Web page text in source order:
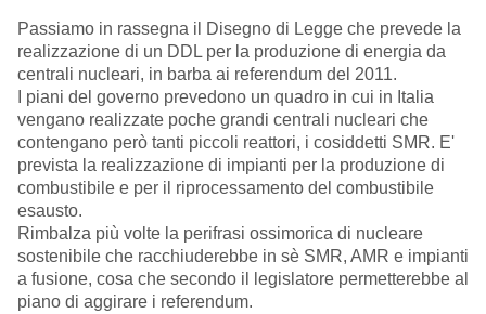
Passiamo in rassegna il Disegno di Legge che prevede la
realizzazione di un DDL per la produzione di energia da
centrali nucleari, in barba ai referendum del 2011.
I piani del governo prevedono un quadro in cui in Italia
vengano realizzate poche grandi centrali nucleari che
contengano però tanti piccoli reattori, i cosiddetti SMR. E'
prevista la realizzazione di impianti per la produzione di
combustibile e per il riprocessamento del combustibile
esausto.
Rimbalza più volte la perifrasi ossimorica di nucleare
sostenibile che racchiuderebbe in sè SMR, AMR e impianti
a fusione, cosa che secondo il legislatore permetterebbe al
piano di aggirare i referendum.